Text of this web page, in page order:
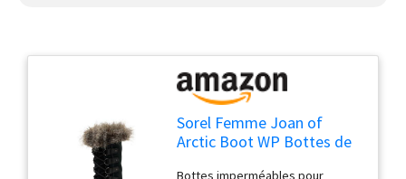
Sorel Femme Joan of
Arctic Boot WP Bottes de
Bottes imperméables pour